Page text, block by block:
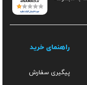
راهنمای خرید
پیگیری سفارش